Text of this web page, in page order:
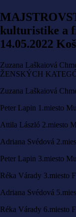
kulturistike a
14.05.2022
Zuzana Laškaiová
ŽENSKÝCH
Zuzana Laškaiová
Peter Lapin 1.miesto
Attila László 2.miesto
Adriana Svédová
Peter Lapin 3.miesto
Réka Várady 3.miesto
Adriana Svédová
Réka Várady 6.miesto